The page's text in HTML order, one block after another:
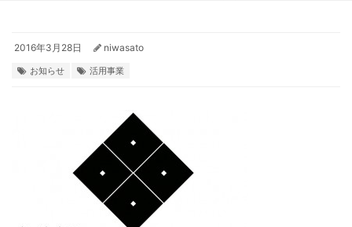
2016年3月28日 niwasato
お知らせ 活用事業